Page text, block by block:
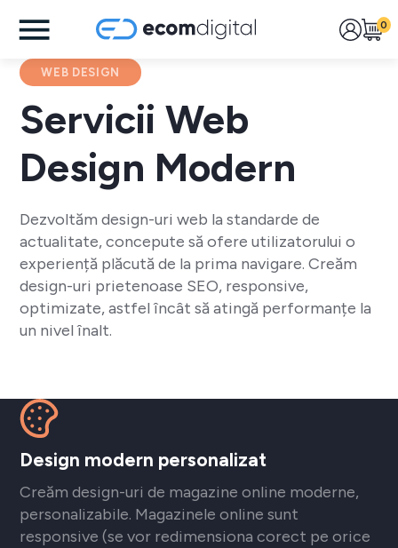
0
WEB DESIGN
Servicii Web
Design Modern
Dezvoltăm design-uri web la standarde de
actualitate, concepute să ofere utilizatorului o
experiență plăcută de la prima navigare. Creăm
design-uri prietenoase SEO, responsive,
optimizate, astfel încât să atingă performanțe la
un nivel înalt.
Design modern personalizat
Creăm design-uri de magazine online moderne,
personalizabile. Magazinele online sunt
responsive (se vor redimensiona corect pe orice